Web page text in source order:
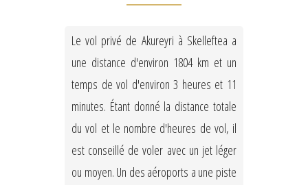
Le vol privé de Akureyri à Skelleftea a
une distance d'environ 1804 km et un
temps de vol d'environ 3 heures et 11
minutes. Étant donné la distance totale
du vol et le nombre d'heures de vol, il
est conseillé de voler avec un jet léger
ou moyen. Un des aéroports a une piste